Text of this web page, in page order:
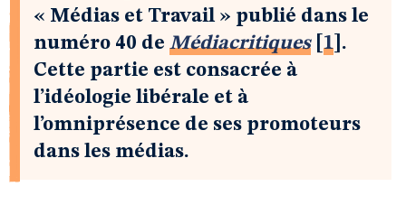
« Médias et Travail » publié dans le
numéro 40 de Médiacritiques[ 1 .
Cette partie est consacrée à
l’idéologie libérale et à
l’omniprésence de ses promoteurs
dans les médias.